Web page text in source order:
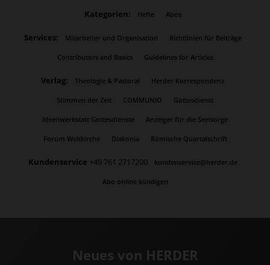
Kategorien: Hefte Abos
Services: Mitarbeiter und Organisation Richtlinien für Beiträge
Contributors and Basics Guidelines for Articles
Verlag: Theologie & Pastoral Herder Korrespondenz
Stimmen der Zeit COMMUNIO Gottesdienst
Ideenwerkstatt Gottesdienste Anzeiger für die Seelsorge
Forum Weltkirche Diakonia Römische Quartalschrift
Kundenservice +49 761 2717200 kundenservice@herder.de
Abo online kündigen
Neues von HERDER